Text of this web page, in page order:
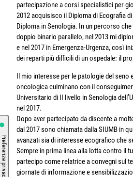
partecipazione a corsi specialistici per
2012 acquisisco il Diploma di Ecografia di
Diploma in Senologia. In un percorso
doppio binario parallelo, nel 2013 mi
e nel 2017 in Emergenza-Urgenza, così
dei reparti più difficili di un ospedale: il
Il mio interesse per le patologie del seno
oncologica culminano con il
Universitario di II livello in Senologia
nel 2017.
Dopo aver partecipato da discente a
dal 2017 sono chiamata dalla SIUMB in
avanzati sia di interesse ecografico che
Sempre in prima linea alla lotta contro il
partecipo come relatrice a convegni sul
giornate di informazione e